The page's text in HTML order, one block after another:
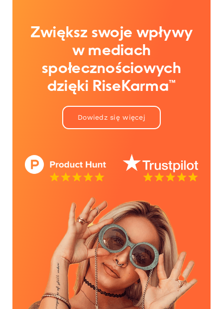
Zwiększ swoje wpływy
w mediach
społecznościowych
dzięki RiseKarma™
Dowiedz się więcej